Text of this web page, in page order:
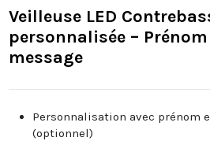
Veilleuse LED
personnalisée –
message
Personnalisation avec prénom
(optionnel)